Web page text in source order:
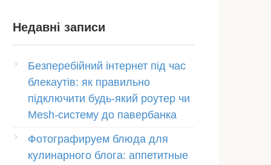
Недавні записи
Безперебійний інтернет під час
блекаутів: як правильно
підключити будь-який роутер чи
Mesh-систему до павербанка
Фотографируем блюда для
кулинарного блога: аппетитные